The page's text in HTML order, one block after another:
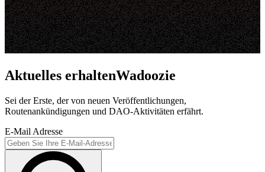
Aktuelles erhaltenWadoozie
Sei der Erste, der von neuen Veröffentlichungen,
Routenankündigungen und DAO-Aktivitäten erfährt.
E-Mail Adresse